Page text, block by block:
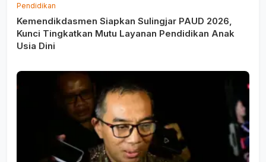
Pendidikan
Kemendikdasmen Siapkan Sulingjar PAUD 2026,
Kunci Tingkatkan Mutu Layanan Pendidikan Anak
Usia Dini